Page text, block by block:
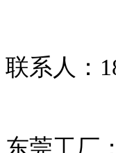
联系人：
东莞工厂